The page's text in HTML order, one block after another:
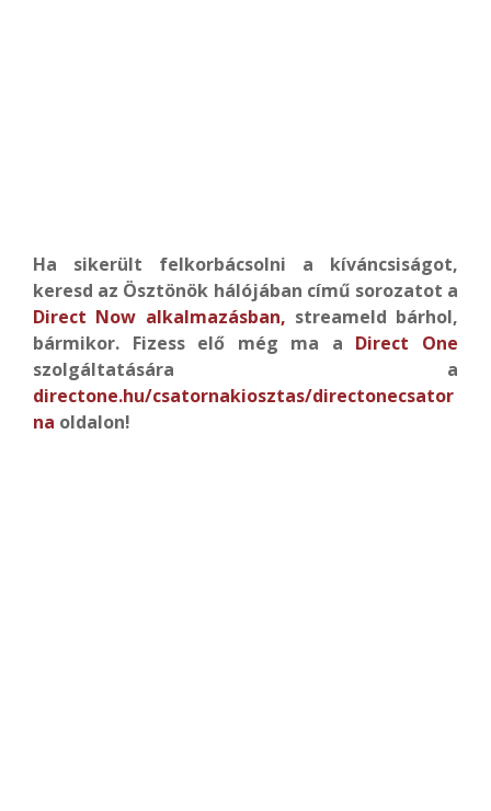
Ha sikerült felkorbácsolni a kíváncsiságot,
keresd az Ösztönök hálójában című sorozatot a
Direct Now alkalmazásban, streameld bárhol,
bármikor. Fizess elő még ma a Direct One
szolgáltatására a
directone.hu/csatornakiosztas/directonecsator
na oldalon!